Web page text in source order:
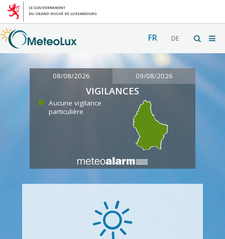
FR DE
08/08/2026 09/08/2026
VIGILANCES
Aucune vigilance
particulière